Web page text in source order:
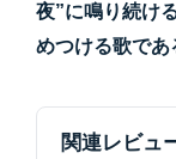
夜”に鳴り続け
めつける歌であ
関連レビュ